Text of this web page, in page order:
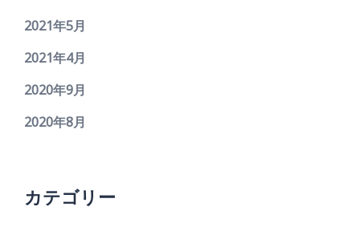
2021年5月
2021年4月
2020年9月
2020年8月
カテゴリー